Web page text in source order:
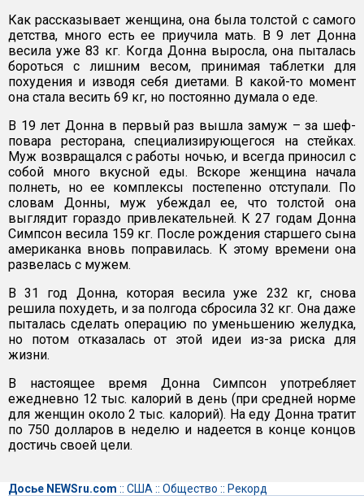
Как рассказывает женщина, она была толстой с самого
детства, много есть ее приучила мать. В 9 лет Донна
весила уже 83 кг. Когда Донна выросла, она пыталась
бороться с лишним весом, принимая таблетки для
похудения и изводя себя диетами. В какой-то момент
она стала весить 69 кг, но постоянно думала о еде.
В 19 лет Донна в первый раз вышла замуж – за шеф-
повара ресторана, специализирующегося на стейках.
Муж возвращался с работы ночью, и всегда приносил с
собой много вкусной еды. Вскоре женщина начала
полнеть, но ее комплексы постепенно отступали. По
словам Донны, муж убеждал ее, что толстой она
выглядит гораздо привлекательней. К 27 годам Донна
Симпсон весила 159 кг. После рождения старшего сына
американка вновь поправилась. К этому времени она
развелась с мужем.
В 31 год Донна, которая весила уже 232 кг, снова
решила похудеть, и за полгода сбросила 32 кг. Она даже
пыталась сделать операцию по уменьшению желудка,
но потом отказалась от этой идеи из-за риска для
жизни.
В настоящее время Донна Симпсон употребляет
ежедневно 12 тыс. калорий в день (при средней норме
для женщин около 2 тыс. калорий). На еду Донна тратит
по 750 долларов в неделю и надеется в конце концов
достичь своей цели.
Досье NEWSru.com :: США :: Общество :: Рекорд